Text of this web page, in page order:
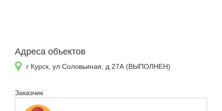
Адреса объектов
г Курск, ул Соловьиная, д 27А (ВЫПОЛНЕН)
Заказчик